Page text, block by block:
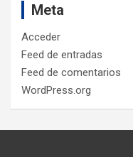
Meta
Acceder
Feed de entradas
Feed de comentarios
WordPress.org